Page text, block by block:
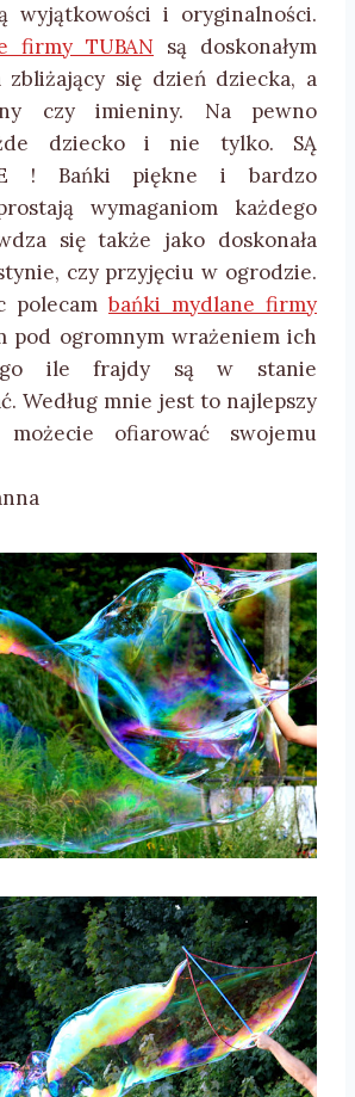
wyjątkowości i oryginalności.
firmy TUBAN są doskonałym
zbliżający się dzień dziecka, a
czy imieniny. Na pewno
dziecko i nie tylko. SĄ
! Bańki piękne i bardzo
wymaganiom każdego
się także jako doskonała
czy przyjęciu w ogrodzie.
polecambańki mydlane firmy
pod ogromnym wrażeniem ich
ile frajdy są w stanie
Według mnie jest to najlepszy
ofiarować swojemu